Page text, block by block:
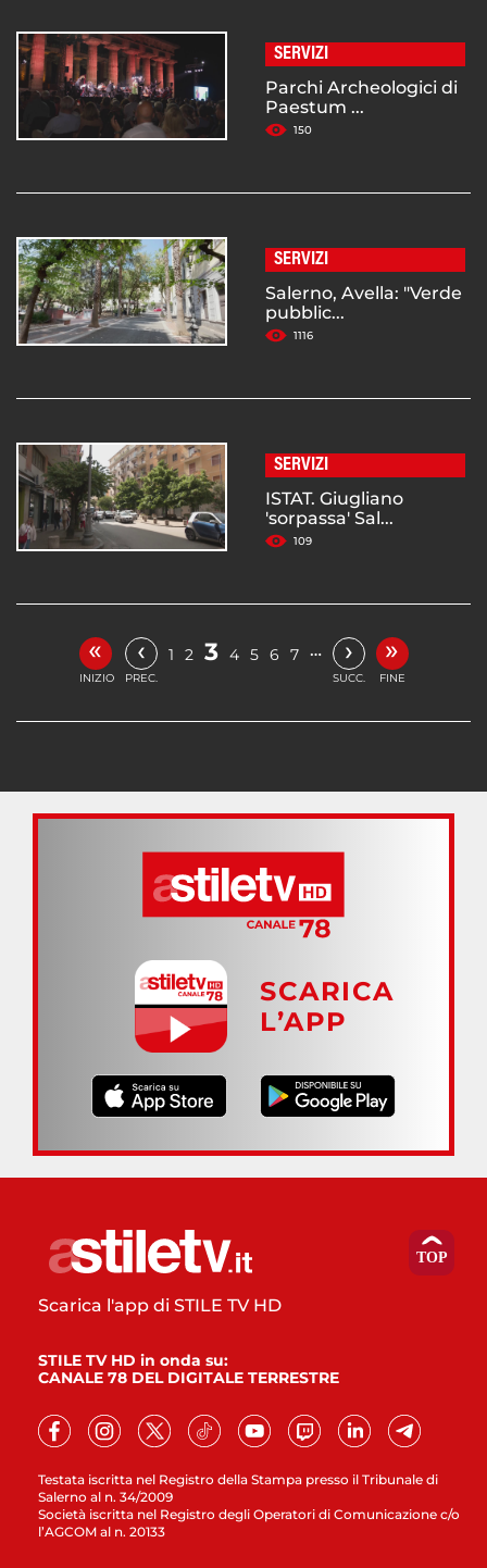
SERVIZI
Parchi Archeologici di
Paestum ...
150
SERVIZI
Salerno, Avella: "Verde
pubblic...
1116
SERVIZI
ISTAT. Giugliano
'sorpassa' Sal...
109
«
INIZIO
‹
PREC.
1 2 3 4 5 6 7 … ›
SUCC.
»
FINE
SCARICA
L’APP
Testata iscritta nel Registro della Stampa presso il Tribunale di
Salerno al n. 34/2009
Società iscritta nel Registro degli Operatori di Comunicazione c/o
l’AGCOM al n. 20133
Scarica l'app di STILE TV HD
STILE TV HD in onda su:
CANALE 78 DEL DIGITALE TERRESTRE